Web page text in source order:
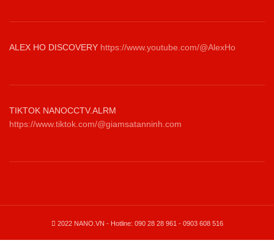
ALEX HO DISCOVERY https://www.youtube.com/@AlexHo
TIKTOK NANOCCTV.ALRM
https://www.tiktok.com/@giamsatanninh.com
2022 NANO.VN - Hotline: 090 28 28 961 - 0903 608 516